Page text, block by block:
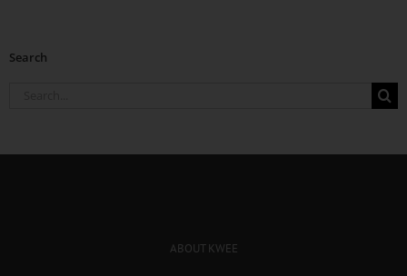
Search
ABOUT KWEE